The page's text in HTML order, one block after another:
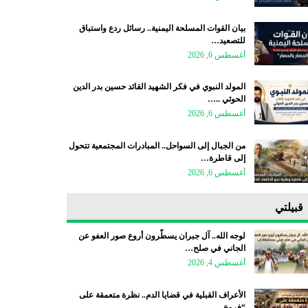
بيان القوات المسلحة اليمنية.. رسائل ردع واستباق
للتصعيد…
أغسطس 6, 2026
المولد النبوي في فكر الشهيد القائد حسين بدر الدين
الحوثي ..…
أغسطس 6, 2026
من الجبال إلى السواحل.. المبادرات المجتمعية تتحول
إلى قاطرة…
أغسطس 6, 2026
قبيلتي
لوجه الله.. آل جبران يسطّرون أروع صور العفو عن
الجاني في صلح…
أغسطس 4, 2026
الأعراف القبلية في قضايا الدم.. نظرة متعمقة على